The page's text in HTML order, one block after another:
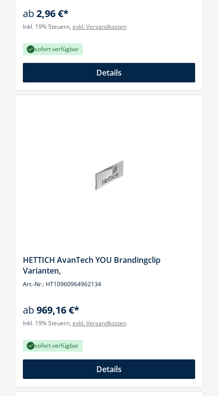
ab2,96 €*
Inkl. 19% Steuern, exkl. Versandkosten
sofort verfügbar
Details
HETTICH AvanTech YOU Brandingclip
Varianten,
Art.-Nr.: HT10960964962134
ab969,16 €*
Inkl. 19% Steuern, exkl. Versandkosten
sofort verfügbar
Details